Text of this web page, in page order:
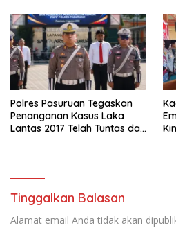
Polres Pasuruan Tegaskan
Penanganan Kasus Laka
Lantas 2017 Telah Tuntas dan
Tinggalkan Balasan
Alamat email Anda tidak akan